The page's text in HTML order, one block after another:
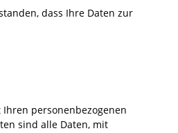
personenbezogenen
sind alle Daten, mit